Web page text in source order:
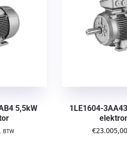
5,5kW
BTW
1LE1604-
€23.005,00